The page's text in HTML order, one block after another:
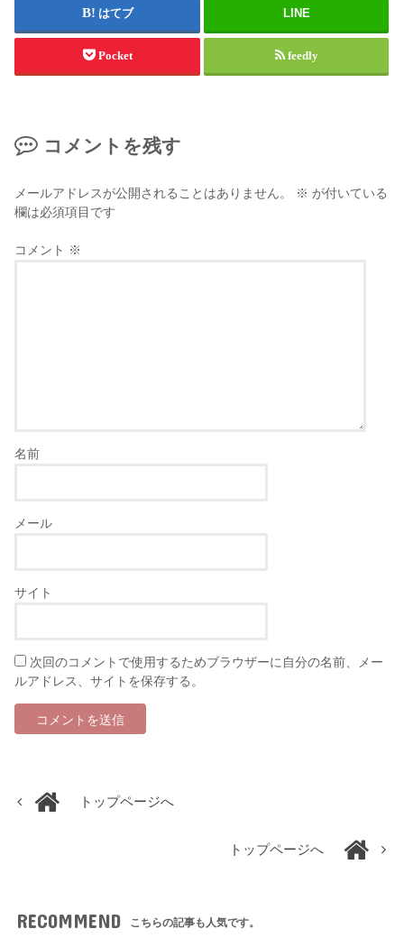
はてブ LINE
Pocket feedly
コメントを残す
メールアドレスが公開されることはありません。 ※ が付いている
欄は必須項目です
コメント ※
名前
メール
サイト
次回のコメントで使用するためブラウザーに自分の名前、メー
ルアドレス、サイトを保存する。
トップページへ
トップページへ
RECOMMEND こちらの記事も人気です。